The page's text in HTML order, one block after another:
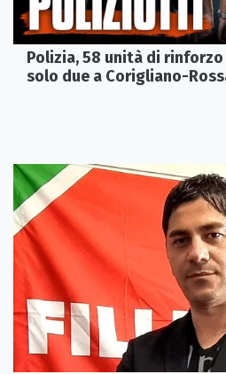
Polizia, 58 unità di
solo due a Corigliano-